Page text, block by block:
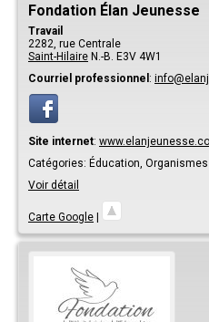
Fondation Élan Jeunesse
Travail
2282, rue Centrale
Saint-Hilaire N.-B. E3V 4W1
Courriel professionnel :
Site internet:
Catégories: Éducation, Organismes
Voir détail
Carte Google |